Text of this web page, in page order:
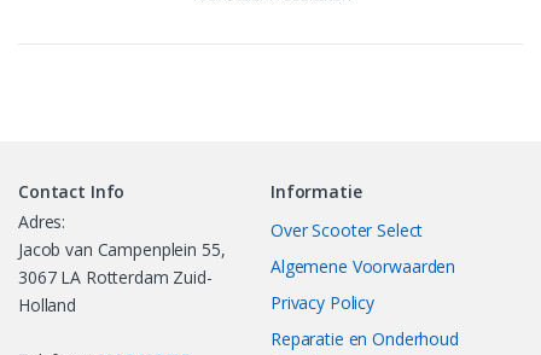
Contact Info
Adres:
Jacob van Campenplein 55,
3067 LA Rotterdam Zuid-
Holland
Informatie
Over Scooter Select
Algemene Voorwaarden
Privacy Policy
Reparatie en Onderhoud